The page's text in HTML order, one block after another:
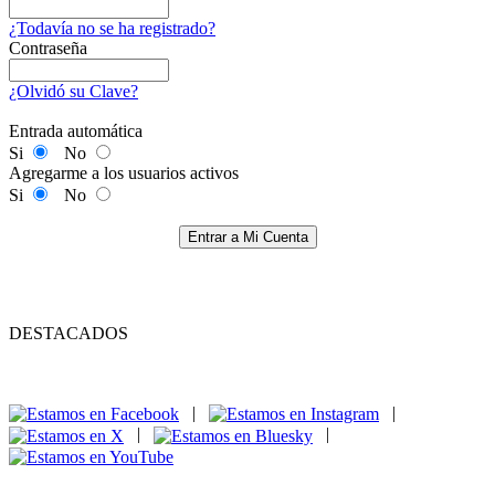
¿Todavía no se ha registrado?
Contraseña
¿Olvidó su Clave?
Entrada automática
Si
No
Agregarme a los usuarios activos
Si
No
Entrar a Mi Cuenta
DESTACADOS
|
|
|
|